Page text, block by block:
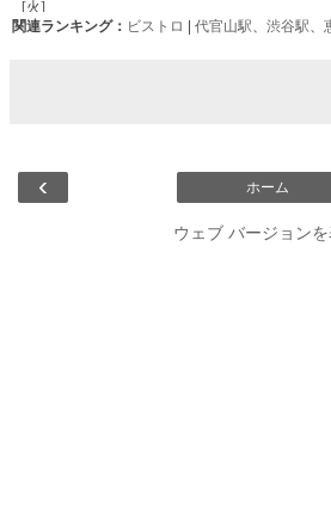
関連ランキング： ビストロ | 代官山駅 渋谷駅
‹ ホーム
ウェブ バージョン